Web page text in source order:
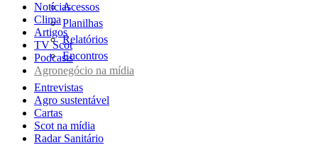
Acessos
Planilhas
Relatórios
Encontros
Notícias
Clima
Artigos
TV Scot
Podcasts
Agronegócio na mídia
Entrevistas
Agro sustentável
Cartas
Scot na mídia
Radar Sanitário